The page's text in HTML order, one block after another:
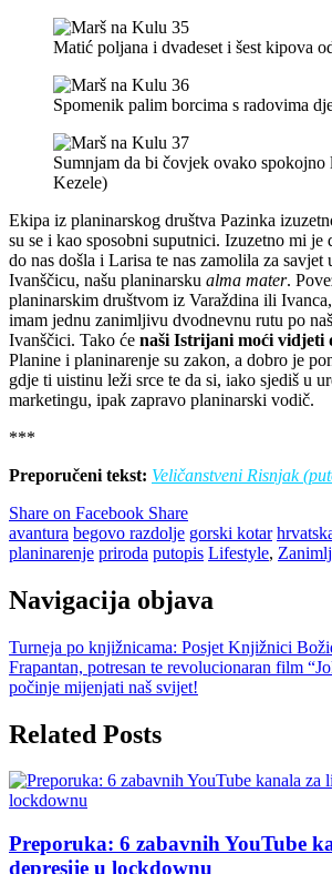
Matić poljana i dvadeset i šest kipova
Spomenik palim borcima s radovima
Sumnjam da bi čovjek ovako
Kezele)
Ekipa iz planinarskog društva Pazinka
su se i kao sposobni suputnici. Izuzetno mi je
do nas došla i Larisa te nas zamolila za savjet
Ivanščicu, našu planinarsku alma mater.
planinarskim društvom iz Varaždina ili
imam jednu zanimljivu dvodnevnu rutu po
Ivanščici. Tako će naši Istrijani moći vidjeti
Planine i planinarenje su zakon, a dobro je
gdje ti uistinu leži srce te da si, iako sjediš u
marketingu, ipak zapravo planinarski vodič.
***
Preporučeni tekst: Veličanstveni Risnjak
Share on Facebook Share
avantura begovo razdolje gorski kotar
planinarenje priroda putopis Lifestyle,
Navigacija objava
Turneja po knjižnicama: Posjet Knjižnici
Frapantan, potresan te revolucionaran film
počinje mijenjati naš svijet!
Related Posts
Preporuka: 6 zabavnih YouTube
depresije u lockdownu